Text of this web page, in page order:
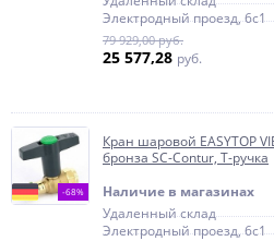
Электродный проезд, 6с1
79 929,00 руб.
25 577,28 руб.
-68%
Кран шаровой EASYTOP
бронза SC-Contur, Т-ручка
Наличие в магазинах
Удаленный склад
Электродный проезд, 6с1